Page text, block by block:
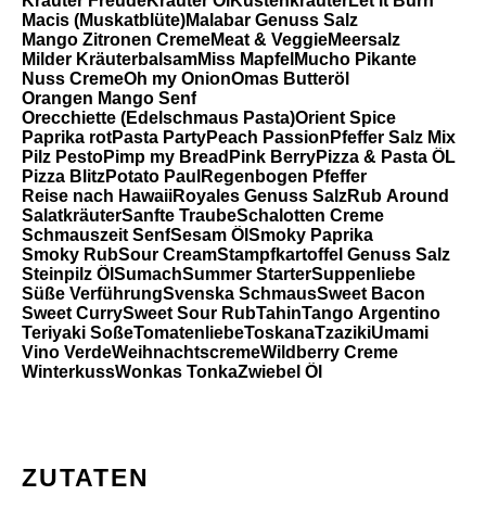
Macis (Muskatblüte)Malabar Genuss Salz
Mango Zitronen CremeMeat & VeggieMeersalz
Milder KräuterbalsamMiss Mapfel Mucho Pikante
Nuss CremeOh my OnionOmas Butteröl
Orangen Mango Senf
Orecchiette (Edelschmaus Pasta)Orient Spice
Paprika rotPasta PartyPeach Passion Pfeffer Salz Mix
Pilz PestoPimp my Bread Pink BerryPizza & Pasta ÖL
Pizza BlitzPotato Paul Regenbogen Pfeffer
Reise nach HawaiiRoyales Genuss SalzRub Around
SalatkräuterSanfte TraubeSchalotten Creme
Schmauszeit SenfSesam Öl Smoky Paprika
Smoky RubSour CreamStampfkartoffel Genuss Salz
Steinpilz Öl SumachSummer StarterSuppenliebe
Süße VerführungSvenska SchmausSweet Bacon
Sweet CurrySweet Sour RubTahinTango Argentino
Teriyaki SoßeTomatenliebeToskanaTzazikiUmami
Vino VerdeWeihnachtscremeWildberry Creme
WinterkussWonkas TonkaZwiebel Öl
ZUTATEN